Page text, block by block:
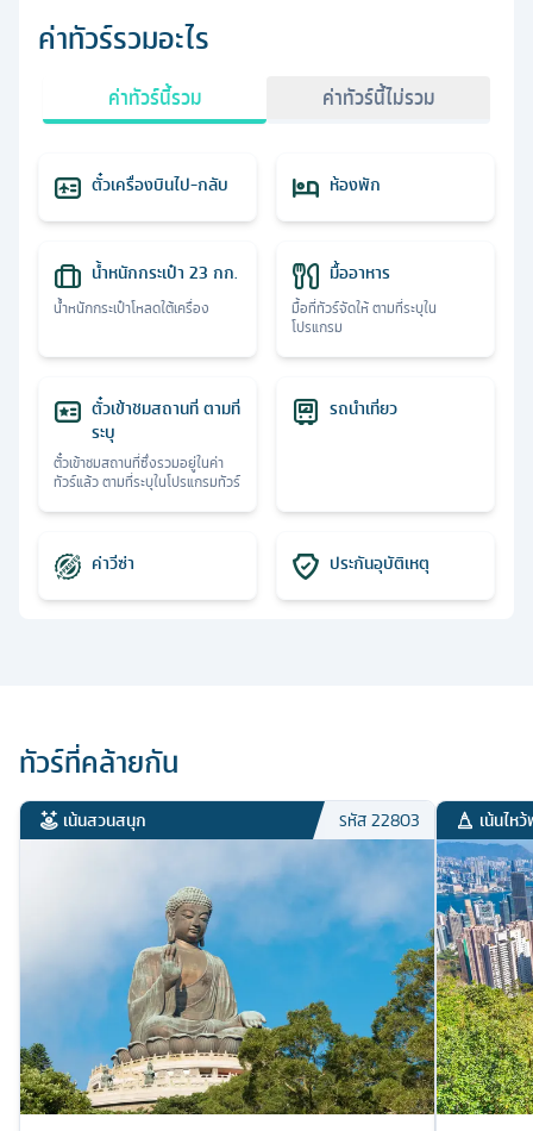
ค่าทัวร์รวมอะไร
ค่าทัวร์นี้รวม ค่าทัวร์นี้ไม่รวม
ตั๋วเครื่องบินไป-กลับ ห้องพัก
น้ำหนักกระเป๋า 23 กก.
น้ำหนักกระเป๋าโหลดใต้เครื่อง
มื้ออาหาร
มื้อที่ทัวร์จัดให้ ตามที่ระบุใน
โปรแกรม
ตั๋วเข้าชมสถานที่ ตามที่
ระบุ
ตั๋วเข้าชมสถานที่ซึ่งรวมอยู่ในค่า
ทัวร์แล้ว ตามที่ระบุในโปรแกรมทัวร์
รถนำเที่ยว
ค่าวีซ่า ประกันอุบัติเหตุ
ทัวร์ที่คล้ายกัน
เน้นสวนสนุก รหัส22803 เน้นไห